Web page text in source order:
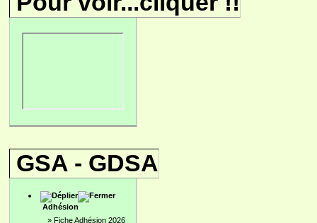
GSA - GDSA
Adhésion
» Fiche Adhésion 2026